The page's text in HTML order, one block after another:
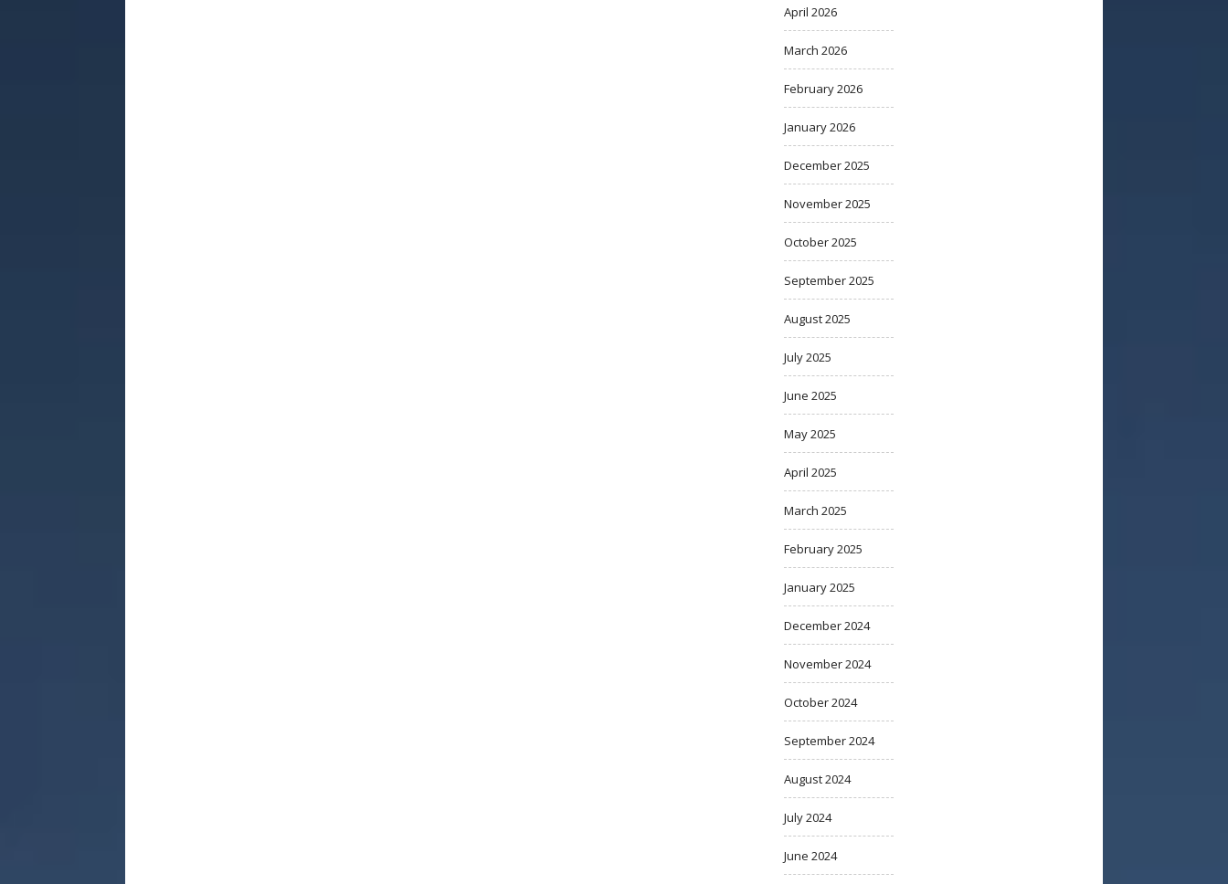
April 2026
March 2026
February 2026
January 2026
December 2025
November 2025
October 2025
September 2025
August 2025
July 2025
June 2025
May 2025
April 2025
March 2025
February 2025
January 2025
December 2024
November 2024
October 2024
September 2024
August 2024
July 2024
June 2024